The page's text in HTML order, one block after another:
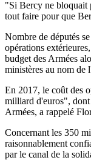
"Si Bercy ne bloquait
tout faire pour que
Nombre de députés
opérations
budget des Armées
ministères au nom de
En 2017, le coût des
milliard d'euros",
Armées, a rappelé
Concernant les 350
raisonnablement
par le canal de la